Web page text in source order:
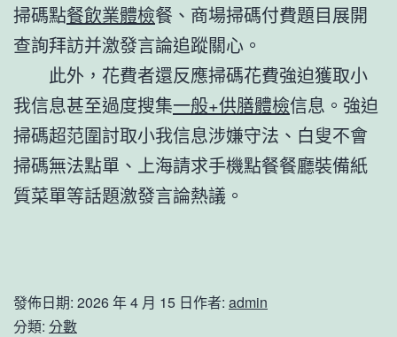
掃碼點餐飲業體檢餐、商場掃碼付費題目展開
查詢拜訪并激發言論追蹤關心。
此外，花費者還反應掃碼花費強迫獲取小
我信息甚至過度搜集一般+供膳體檢信息。強迫
掃碼超范圍討取小我信息涉嫌守法、白叟不會
掃碼無法點單、上海請求手機點餐餐廳裝備紙
質菜單等話題激發言論熱議。
發佈日期: 2026 年 4 月 15 日作者: admin
分類: 分數